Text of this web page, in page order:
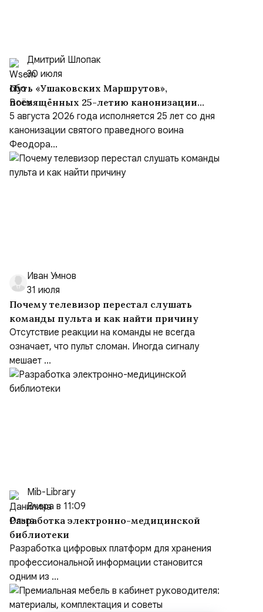
Дмитрий Шлопак
30 июля
Путь «Ушаковских Маршрутов»,
посвящённых 25-летию канонизации
адмирала
5 августа 2026 года исполняется 25 лет со дня
канонизации святого праведного воина
Феодора...
Иван Умнов
31 июля
Почему телевизор перестал слушать
команды пульта и как найти причину
Отсутствие реакции на команды не всегда
означает, что пульт сломан. Иногда сигналу
мешает ...
Mib-Library
Вчера в 11:09
Разработка электронно-медицинской
библиотеки
Разработка цифровых платформ для хранения
профессиональной информации становится
одним из ...